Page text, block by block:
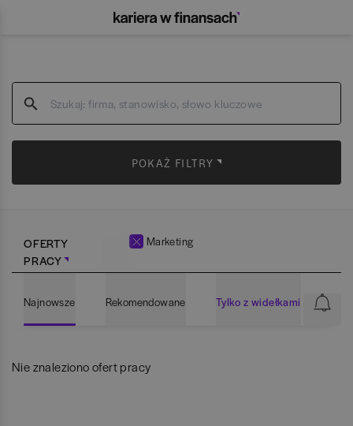
POKAŻ FILTRY
OFERTY
PRACY
Marketing
Najnowsze Rekomendowane Tylko z widełkami
Nie znaleziono ofert pracy